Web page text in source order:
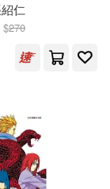
仁
$270